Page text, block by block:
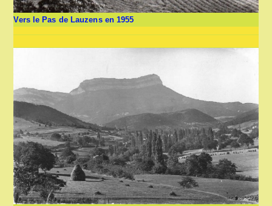
Vers le Pas de Lauzens en 1955